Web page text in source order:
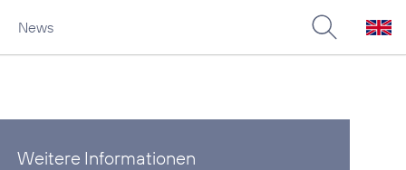
News
Weitere Informationen